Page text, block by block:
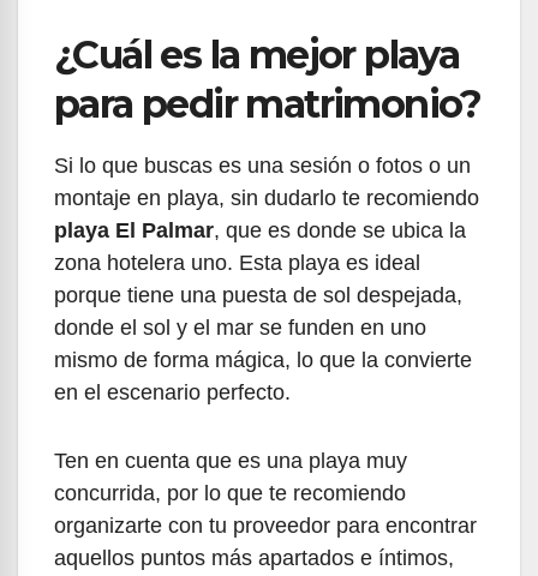
¿Cuál es la mejor playa
para pedir matrimonio?
Si lo que buscas es una sesión o fotos o un
montaje en playa, sin dudarlo te recomiendo
playa El Palmar, que es donde se ubica la
zona hotelera uno. Esta playa es ideal
porque tiene una puesta de sol despejada,
donde el sol y el mar se funden en uno
mismo de forma mágica, lo que la convierte
en el escenario perfecto.
Ten en cuenta que es una playa muy
concurrida, por lo que te recomiendo
organizarte con tu proveedor para encontrar
aquellos puntos más apartados e íntimos,